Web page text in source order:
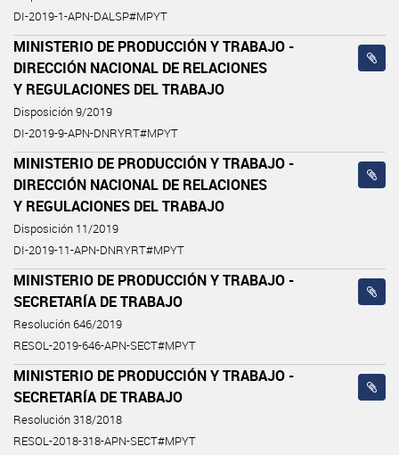
DI-2019-1-APN-DALSP#MPYT
MINISTERIO DE PRODUCCIÓN Y TRABAJO -
DIRECCIÓN NACIONAL DE RELACIONES
Y REGULACIONES DEL TRABAJO
Disposición 9/2019
DI-2019-9-APN-DNRYRT#MPYT
MINISTERIO DE PRODUCCIÓN Y TRABAJO -
DIRECCIÓN NACIONAL DE RELACIONES
Y REGULACIONES DEL TRABAJO
Disposición 11/2019
DI-2019-11-APN-DNRYRT#MPYT
MINISTERIO DE PRODUCCIÓN Y TRABAJO -
SECRETARÍA DE TRABAJO
Resolución 646/2019
RESOL-2019-646-APN-SECT#MPYT
MINISTERIO DE PRODUCCIÓN Y TRABAJO -
SECRETARÍA DE TRABAJO
Resolución 318/2018
RESOL-2018-318-APN-SECT#MPYT